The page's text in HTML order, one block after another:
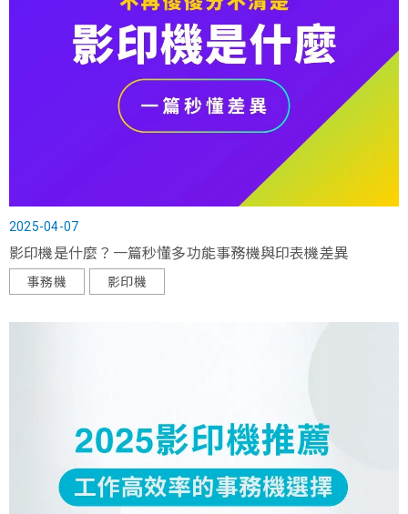
2025-04-07
影印機是什麼？一篇秒懂多功能事務機與印表機差異
事務機 影印機